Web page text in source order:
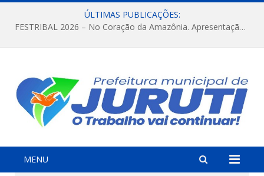
ÚLTIMAS PUBLICAÇÕES:
FESTRIBAL 2026 – No Coração da Amazônia. Apresentação da Munduruku.
MENU